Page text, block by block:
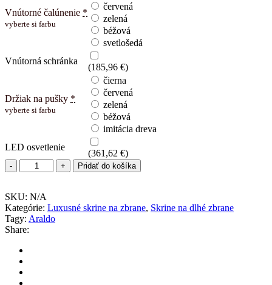
Vnútorné čalúnenie *
vyberte si farbu
červená
zelená
béžová
svetlošedá
Vnútorná schránka
(185,96 €)
Držiak na pušky *
vyberte si farbu
čierna
červená
zelená
béžová
imitácia dreva
LED osvetlenie
(361,62 €)
Pridať do košíka
SKU: N/A
Kategórie: Luxusné skrine na zbrane, Skrine na dlhé zbrane
Tagy: Araldo
Share: